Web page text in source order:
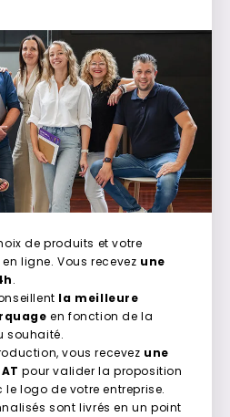
de produits et votre
ligne. Vous recevez une
.
la meilleure
en fonction de la
souhaité.
vous recevez une
pour valider la proposition
logo de votre entreprise.
sont livrés en un point